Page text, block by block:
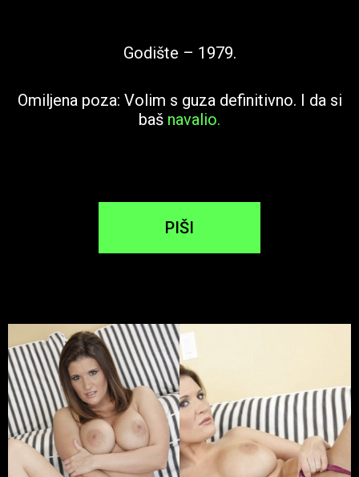
Godište – 1979.
Omiljena poza: Volim s guza definitivno. I da si
baš navalio.
PIŠI